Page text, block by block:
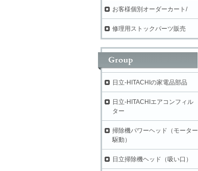
お客様個別オーダーカート/
修理用ストックパーツ販売
日立-HITACHIの家電品部品
日立-HITACHIエアコンフィル
ター
掃除機パワーヘッド（モーター
駆動）
日立掃除機ヘッド（吸い口）